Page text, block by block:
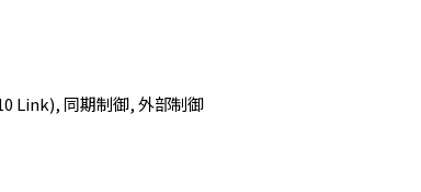
Link), 同期制御, 外部制御